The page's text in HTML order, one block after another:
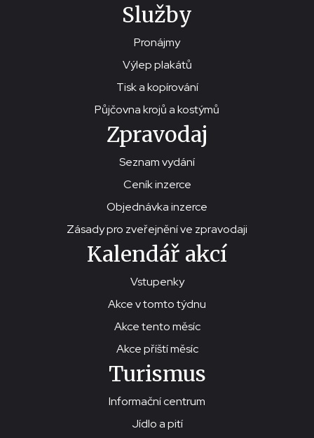
Služby
Pronájmy
Výlep plakátů
Tisk a kopírování
Půjčovna krojů a kostýmů
Zpravodaj
Seznam vydání
Ceník inzerce
Objednávka inzerce
Zásady pro zveřejnění ve zpravodaji
Kalendář akcí
Vstupenky
Akce v tomto týdnu
Akce tento měsíc
Akce příští měsíc
Turismus
Informační centrum
Jídlo a pití